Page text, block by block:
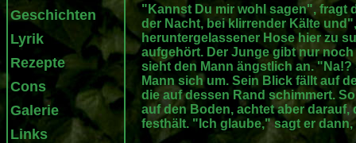
Geschichten
Lyrik
Rezepte
Cons
Galerie
Links
"Kannst Du mir wohl sagen", fragt
der Nacht, bei klirrender Kälte
heruntergelassener Hose hier zu
aufgehört. Der Junge gibt nur
sieht den Mann ängstlich an.
Mann sich um. Sein Blick fällt auf
die auf dessen Rand schimmert.
auf den Boden, achtet aber
festhält. "Ich glaube," sagt er